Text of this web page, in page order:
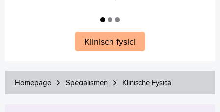
Klinisch fysici
Homepage Specialismen Klinische Fysica